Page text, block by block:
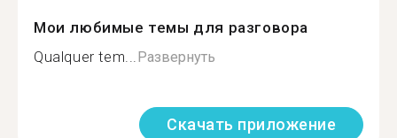
Мои любимые темы для разговора
Qualquer tem...Развернуть
Скачать приложение